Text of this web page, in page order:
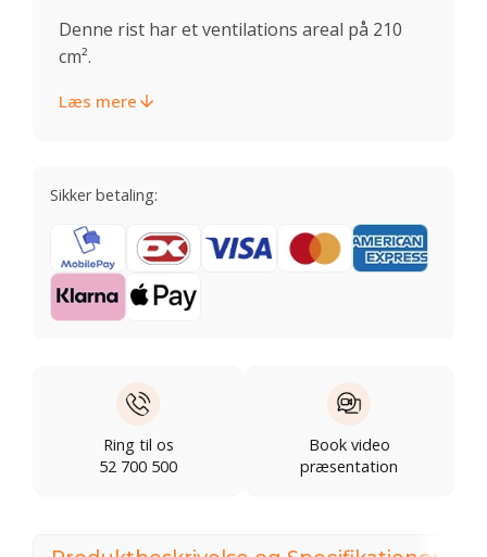
Denne rist har et ventilations areal på 210
cm².
Læs mere
Sikker betaling:
Ring til os
52 700 500
Book video
præsentation